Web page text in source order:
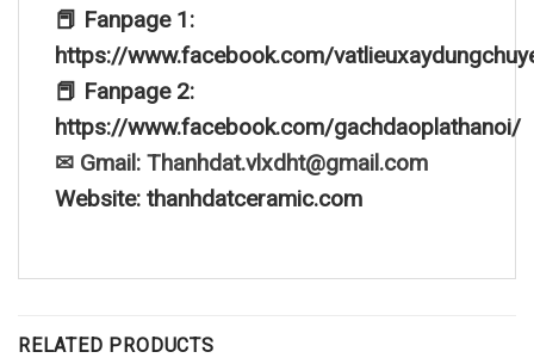
📕 Fanpage 1:
https://www.facebook.com/
📕 Fanpage 2:
https://www.facebook.com/gachdaoplathanoi/
✉ Gmail: Thanhdat.vlxdht@gmail.com
Website: thanhdatceramic.com
RELATED PRODUCTS